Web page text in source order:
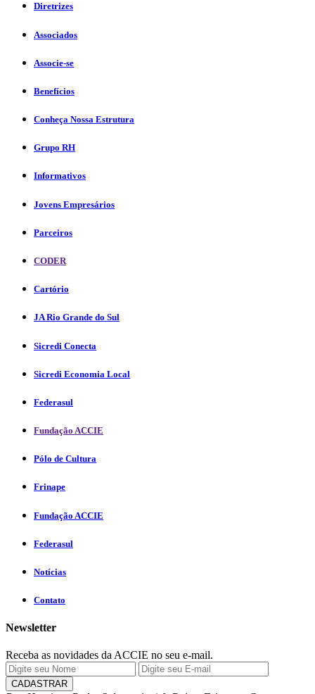
Diretrizes
Associados
Associe-se
Benefícios
Conheça Nossa Estrutura
Grupo RH
Informativos
Jovens Empresários
Parceiros
CODER
Cartório
JA Rio Grande do Sul
Sicredi Conecta
Sicredi Economia Local
Federasul
Fundação ACCIE
Pólo de Cultura
Frinape
Fundação ACCIE
Federasul
Notícias
Contato
Newsletter
Receba as novidades da ACCIE no seu e-mail.